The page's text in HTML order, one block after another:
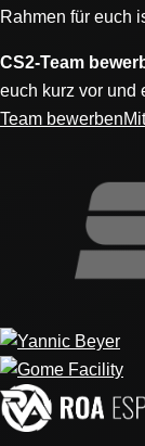
Rahmen für euch
CS2-Team
euch kurz vor und
Team bewerben